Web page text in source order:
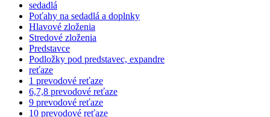
sedadlá
Poťahy na sedadlá a doplnky
Hlavové zloženia
Stredové zloženia
Predstavce
Podložky pod predstavec, expandre
reťaze
1 prevodové reťaze
6,7,8 prevodové reťaze
9 prevodové reťaze
10 prevodové reťaze